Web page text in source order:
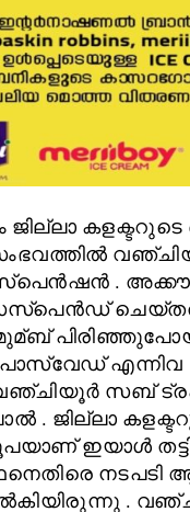
ജില്ലാ
സംഭവത്തിൽ
.
മുമ്ബ്
എന്നിവ
സബ്
. ജില്ലാ
ഇയാൾ
നടപടി
.